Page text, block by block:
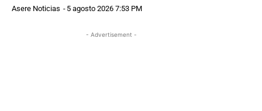
Asere Noticias - 5 agosto 2026 7:53 PM
- Advertisement -